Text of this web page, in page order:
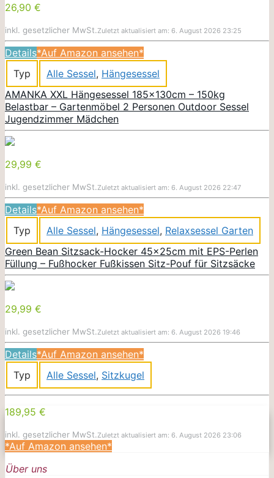
26,90 €
inkl. gesetzlicher MwSt.Zuletzt aktualisiert am: 6. August 2026 23:25
Details*Auf Amazon ansehen*
Typ
Alle Sessel, Hängesessel
AMANKA XXL Hängesessel 185x130cm – 150kg
Belastbar – Gartenmöbel 2 Personen Outdoor Sessel
Jugendzimmer Mädchen
29,99 €
inkl. gesetzlicher MwSt.Zuletzt aktualisiert am: 6. August 2026 22:47
Details*Auf Amazon ansehen*
Typ
Alle Sessel, Hängesessel, Relaxsessel Garten
Green Bean Sitzsack-Hocker 45x25cm mit EPS-Perlen
Füllung – Fußhocker Fußkissen Sitz-Pouf für Sitzsäcke
29,99 €
inkl. gesetzlicher MwSt.Zuletzt aktualisiert am: 6. August 2026 19:46
Details*Auf Amazon ansehen*
Typ
Alle Sessel, Sitzkugel
189,95 €
inkl. gesetzlicher MwSt.Zuletzt aktualisiert am: 6. August 2026 23:06
*Auf Amazon ansehen*
Über uns